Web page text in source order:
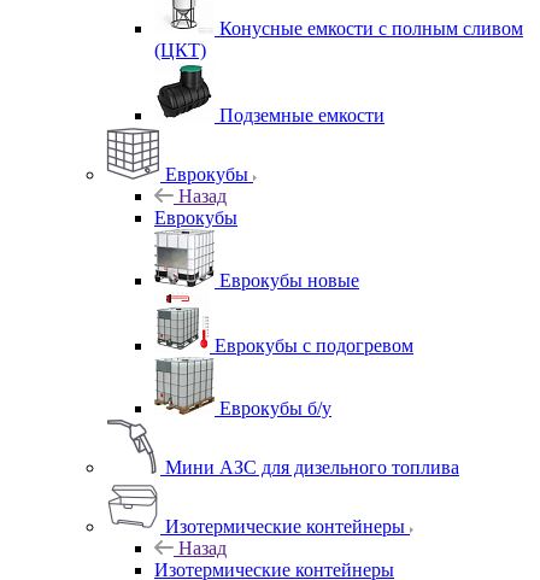
Конусные емкости с полным сливом
(ЦКТ)
Подземные емкости
Еврокубы
Назад
Еврокубы
Еврокубы новые
Еврокубы с подогревом
Еврокубы б/у
Мини АЗС для дизельного топлива
Изотермические контейнеры
Назад
Изотермические контейнеры